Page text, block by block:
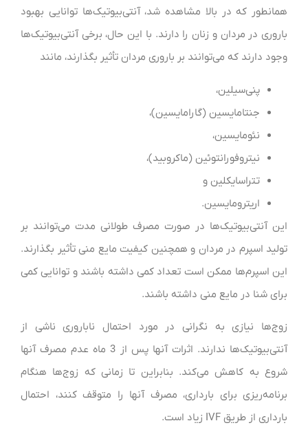
همانطور که در بالا مشاهده شد، آنتی‌بیوتیک‌ها توانایی بهبود
باروری در مردان و زنان را دارند. با این حال، برخی آنتی‌بیوتیک‌ها
وجود دارند که می‌توانند بر باروری مردان تأثیر بگذارند، مانند
پنی‌سیلین،
جنتامایسین (گارامایسین)،
نئومایسین،
نیتروفورانتوئین (ماکروبید)،
تتراسایکلین و
اریترومایسین.
این آنتی‌بیوتیک‌ها در صورت مصرف طولانی مدت می‌توانند بر
تولید اسپرم در مردان و همچنین کیفیت مایع منی تأثیر بگذارند.
این اسپرم‌ها ممکن است تعداد کمی داشته باشند و توانایی کمی
برای شنا در مایع منی داشته باشند.
زوج‌ها نیازی به نگرانی در مورد احتمال ناباروری ناشی از
آنتی‌بیوتیک‌ها ندارند. اثرات آنها پس از 3 ماه عدم مصرف آنها
شروع به کاهش می‌کند. بنابراین تا زمانی که زوج‌ها هنگام
برنامه‌ریزی برای بارداری، مصرف آنها را متوقف کنند، احتمال
بارداری از طریق IVF زیاد است.